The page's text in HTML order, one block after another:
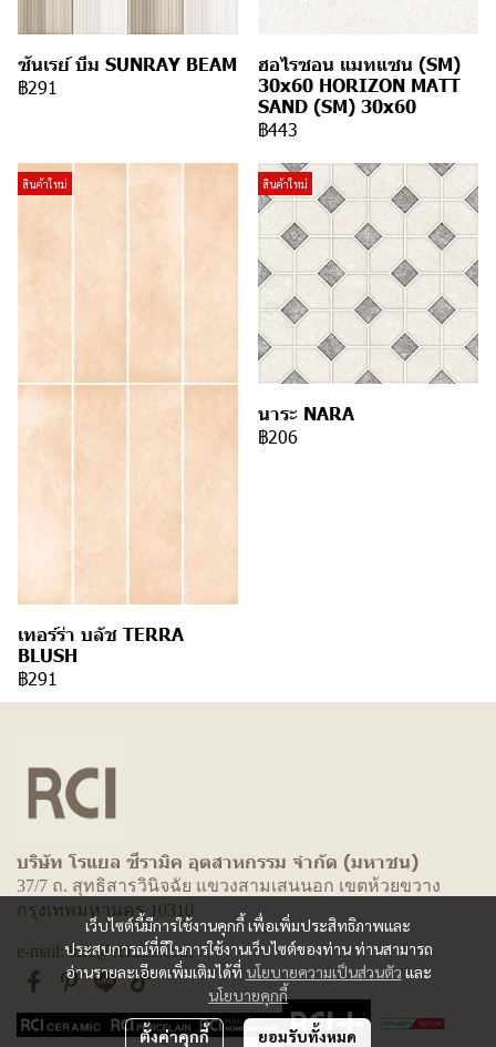
ซันเรย์ บีม SUNRAY BEAM
฿291
ฮอไรซอน แมทแซน (SM)
30x60 HORIZON MATT
SAND (SM) 30x60
฿443
สินค้าใหม่
เทอร์ร่า บลัช TERRA
BLUSH
฿291
สินค้าใหม่
นาระ NARA
฿206
เว็บไซต์นี้มีการใช้งานคุกกี้ เพื่อเพิ่มประสิทธิภาพและ
ประสบการณ์ที่ดีในการใช้งานเว็บไซต์ของท่าน ท่านสามารถ
อ่านรายละเอียดเพิ่มเติมได้ที่ นโยบายความเป็นส่วนตัว และ
นโยบายคุกกี้
ตั้งค่าคุกกี้ ยอมรับทั้งหมด
บริษัท โรแยล ซีรามิค อุตสาหกรรม จำกัด (มหาชน)
37/7 ถ. สุทธิสารวินิจฉัย แขวงสามเสนนอก เขตห้วยขวาง
กรุงเทพมหานคร 10310
e-mail: info@rcitiles.com